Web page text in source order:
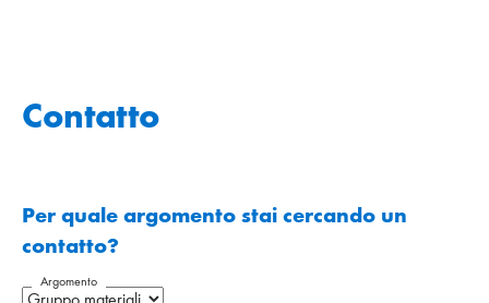
Contatto
Per quale argomento stai cercando un
contatto?
Argomento